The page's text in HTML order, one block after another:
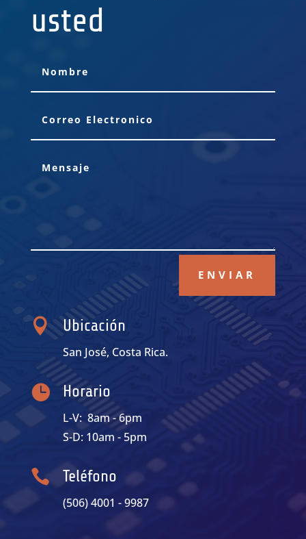
usted
ENVIAR
 Ubicación
San José, Costa Rica.
 Horario
L-V: 8am - 6pm
S-D: 10am - 5pm
 Teléfono
(506) 4001 - 9987